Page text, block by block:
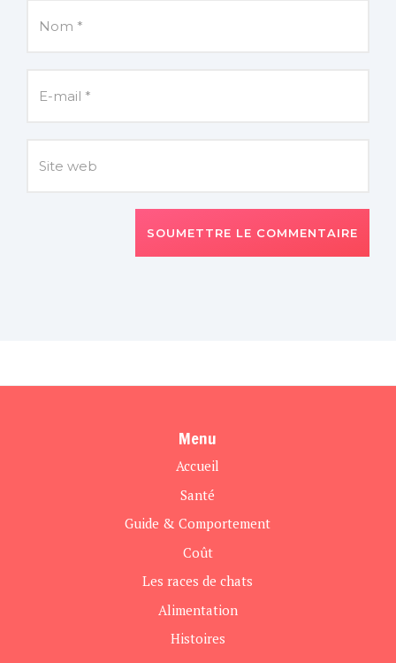
SOUMETTRE LE COMMENTAIRE
Menu
Accueil
Santé
Guide & Comportement
Coût
Les races de chats
Alimentation
Histoires